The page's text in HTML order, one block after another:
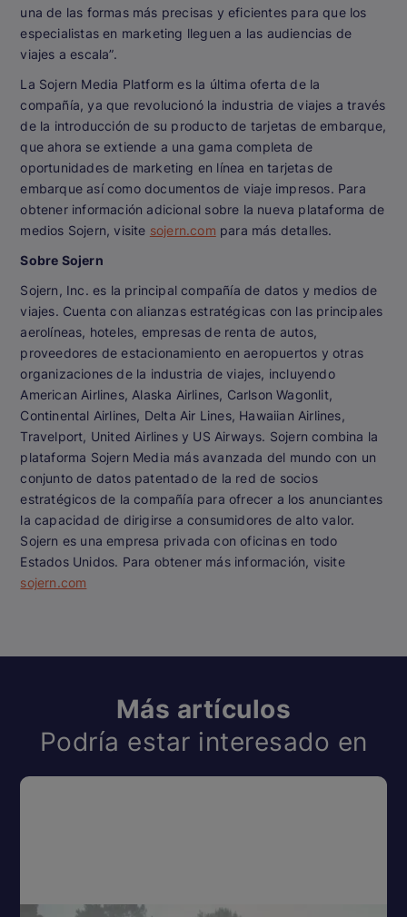
una de las formas más precisas y eficientes para que los
especialistas en marketing lleguen a las audiencias de
viajes a escala”.
La Sojern Media Platform es la última oferta de la
compañía, ya que revolucionó la industria de viajes a través
de la introducción de su producto de tarjetas de embarque,
que ahora se extiende a una gama completa de
oportunidades de marketing en línea en tarjetas de
embarque así como documentos de viaje impresos. Para
obtener información adicional sobre la nueva plataforma de
medios Sojern, visite sojern.com para más detalles.
Sobre Sojern
Sojern, Inc. es la principal compañía de datos y medios de
viajes. Cuenta con alianzas estratégicas con las principales
aerolíneas, hoteles, empresas de renta de autos,
proveedores de estacionamiento en aeropuertos y otras
organizaciones de la industria de viajes, incluyendo
American Airlines, Alaska Airlines, Carlson Wagonlit,
Continental Airlines, Delta Air Lines, Hawaiian Airlines,
Travelport, United Airlines y US Airways. Sojern combina la
plataforma Sojern Media más avanzada del mundo con un
conjunto de datos patentado de la red de socios
estratégicos de la compañía para ofrecer a los anunciantes
la capacidad de dirigirse a consumidores de alto valor.
Sojern es una empresa privada con oficinas en todo
Estados Unidos. Para obtener más información, visite
sojern.com
Más artículos
Podría estar interesado en